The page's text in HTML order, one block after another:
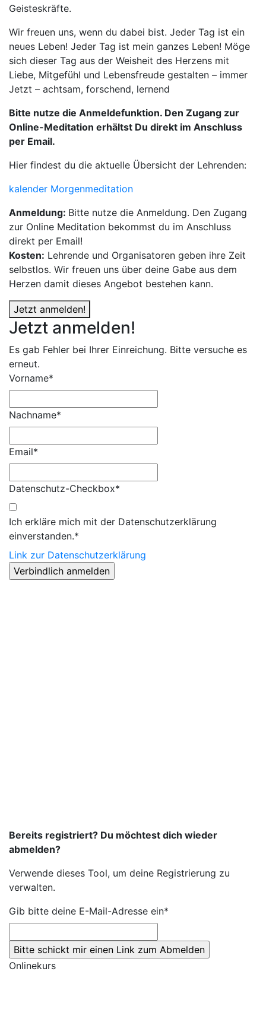
Geisteskräfte.
Wir freuen uns, wenn du dabei bist. Jeder Tag ist ein
neues Leben! Jeder Tag ist mein ganzes Leben! Möge
sich dieser Tag aus der Weisheit des Herzens mit
Liebe, Mitgefühl und Lebensfreude gestalten – immer
Jetzt – achtsam, forschend, lernend
Bitte nutze die Anmeldefunktion. Den Zugang zur
Online-Meditation erhältst Du direkt im Anschluss
per Email.
Hier findest du die aktuelle Übersicht der Lehrenden:
kalender Morgenmeditation
Anmeldung: Bitte nutze die Anmeldung. Den Zugang
zur Online Meditation bekommst du im Anschluss
direkt per Email!
Kosten: Lehrende und Organisatoren geben ihre Zeit
selbstlos. Wir freuen uns über deine Gabe aus dem
Herzen damit dieses Angebot bestehen kann.
Jetzt anmelden!
Jetzt anmelden!
Es gab Fehler bei Ihrer Einreichung. Bitte versuche es
erneut.
Vorname*
Nachname*
Email*
Datenschutz-Checkbox*
Ich erkläre mich mit der Datenschutzerklärung
einverstanden.*
Link zur Datenschutzerklärung
Bereits registriert? Du möchtest dich wieder
abmelden?
Verwende dieses Tool, um deine Registrierung zu
verwalten.
Gib bitte deine E-Mail-Adresse ein*
Onlinekurs